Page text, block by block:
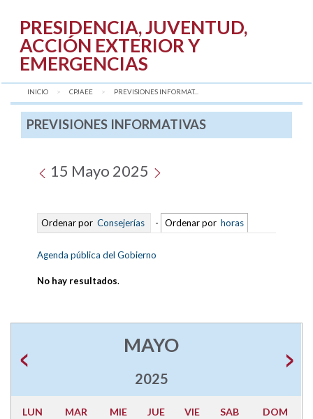
PRESIDENCIA, JUVENTUD,
ACCIÓN EXTERIOR Y
EMERGENCIAS
INICIO CPJAEE AQUÍ:
PREVISIONES INFORMAT...
PREVISIONES INFORMATIVAS
15 Mayo 2025
Ordenar por Consejerías - Ordenar por horas
Agenda pública del Gobierno
No hay resultados.
MAYO
2025
LUN MAR MIE JUE VIE SAB DOM